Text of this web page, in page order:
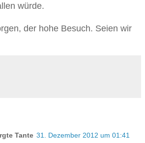
würde.
der hohe Besuch. Seien wir
Tante 31. Dezember 2012 um 01:41